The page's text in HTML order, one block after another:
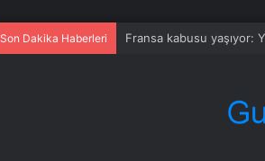
Son Dakika Haberleri Fransa kabusu yaşıyor: